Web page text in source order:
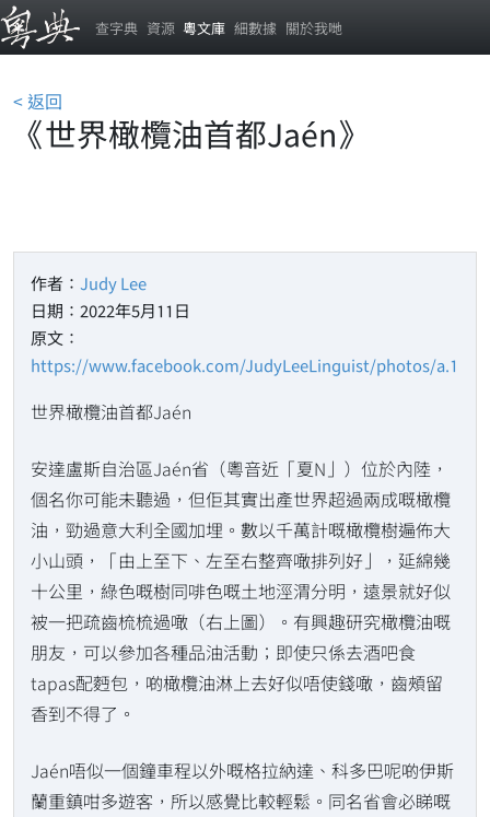
查字典 資源 粵文庫 細數據 關於我哋
< 返回
《世界橄欖油首都Jaén》
作者： Judy Lee
日期：2022年5月11日
原文：
https://www.facebook.com/JudyLeeLinguist/photos/
世界橄欖油首都Jaén
安達盧斯自治區Jaén省（粵音近「夏N」）位於內陸，
個名你可能未聽過，但佢其實出產世界超過兩成嘅橄欖
油，勁過意大利全國加埋。數以千萬計嘅橄欖樹遍佈大
小山頭，「由上至下、左至右整齊噉排列好」，延綿幾
十公里，綠色嘅樹同啡色嘅土地涇渭分明，遠景就好似
被一把疏齒梳梳過噉（右上圖）。有興趣研究橄欖油嘅
朋友，可以參加各種品油活動；即使只係去酒吧食
tapas配麪包，啲橄欖油淋上去好似唔使錢噉，齒頰留
香到不得了。
Jaén唔似一個鐘車程以外嘅格拉納達、科多巴呢啲伊斯
蘭重鎮咁多遊客，所以感覺比較輕鬆。同名省會必睇嘅